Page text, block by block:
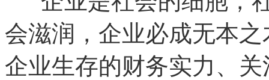
会滋润，企业必成无本
企业生存的财务实力、